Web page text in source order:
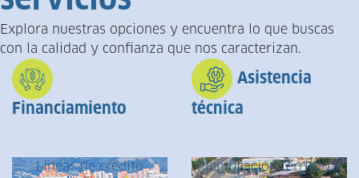
Explora nuestras opciones y encuentra lo que buscas
con la calidad y confianza que nos caracterizan.
Financiamiento
Líneas de crédito
Asistencia
técnica
Planificación territorial